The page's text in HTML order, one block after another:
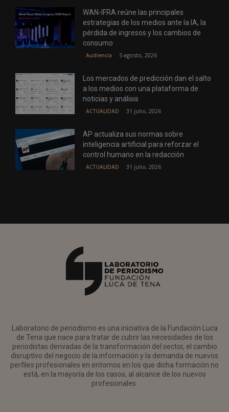
WAN-IFRA reúne las principales
estrategias de los medios ante la IA, la
pérdida de ingresos y los cambios de
consumo
Audiencia 5 agosto, 2026
Los mercados de predicción dan el salto
a los medios con una plataforma de
noticias y análisis
ACTUALIDAD 31 julio, 2026
AP actualiza sus normas sobre
inteligencia artificial para reforzar el
control humano en la redacción
ACTUALIDAD 31 julio, 2026
Laboratorio de periodismo es una iniciativa de la Fundación Luca
de Tena que nace para tratar de cubrir las necesidades de los
periodistas derivadas de la transformación del sector, el cambio
disruptivo del negocio de la información y la demanda de nuevos
perfiles profesionales en entornos en los que dicha formación no
está, en la mayoría de los casos, al alcance de los nuevos
profesionales.